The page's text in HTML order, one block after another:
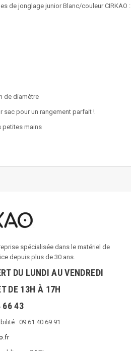
de jonglage junior Blanc/couleur CIRKAO :
de diamètre
sac pour un rangement parfait !
petites mains
spécialisée dans le matériel de
depuis plus de 30 ans.
DU LUNDI AU VENDREDI
DE 13H À 17H
66 43
: 09 61 40 69 91